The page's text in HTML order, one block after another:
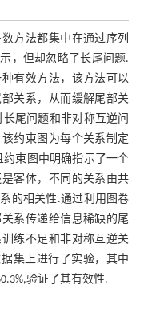
方法都集中在通过序列
，但却忽略了长尾问题.
有效方法，该方法可以
关系，从而缓解尾部关
尾问题和非对称互逆问
约束图为每个关系制定
约束图中明确指示了一个
客体，不同的关系由共
的相关性.通过利用图卷
系传递给信息稀缺的尾
练不足和非对称互逆关
集上进行了实验，其中
验证了其有效性.